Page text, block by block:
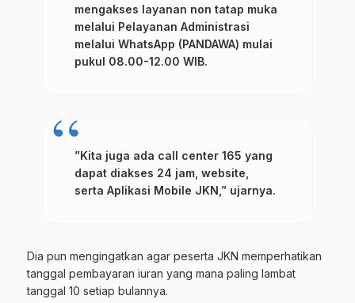
mengakses layanan non tatap muka
melalui Pelayanan Administrasi
melalui WhatsApp (PANDAWA) mulai
pukul 08.00-12.00 WIB.
”Kita juga ada call center 165 yang
dapat diakses 24 jam, website,
serta Aplikasi Mobile JKN,” ujarnya.
Dia pun mengingatkan agar peserta JKN memperhatikan
tanggal pembayaran iuran yang mana paling lambat
tanggal 10 setiap bulannya.